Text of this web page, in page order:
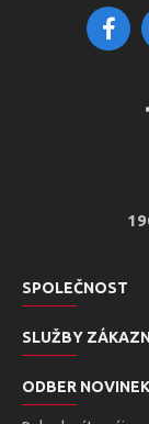
SPOLEČNOST
SLUŽBY
ODBER NOVINEK